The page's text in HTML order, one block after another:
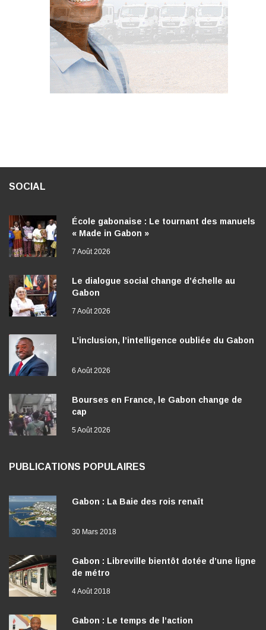
SOCIAL
École gabonaise : Le tournant des manuels
« Made in Gabon »
7 Août 2026
Le dialogue social change d’échelle au
Gabon
7 Août 2026
L’inclusion, l’intelligence oubliée du Gabon
6 Août 2026
Bourses en France, le Gabon change de
cap
5 Août 2026
PUBLICATIONS POPULAIRES
Gabon : La Baie des rois renaît
30 Mars 2018
Gabon : Libreville bientôt dotée d’une ligne
de métro
4 Août 2018
Gabon : Le temps de l’action